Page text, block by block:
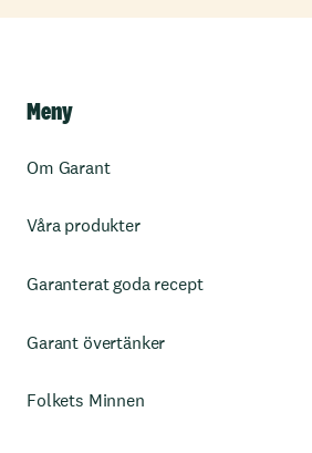
Meny
Om Garant
Våra produkter
Garanterat goda recept
Garant övertänker
Folkets Minnen